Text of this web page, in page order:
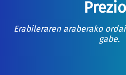
Erabileraren araberako
gabe.